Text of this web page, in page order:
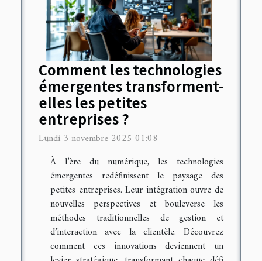
Comment les technologies
émergentes transforment-
elles les petites
entreprises ?
Lundi 3 novembre 2025 01:08
À l’ère du numérique, les technologies
émergentes redéfinissent le paysage des
petites entreprises. Leur intégration ouvre de
nouvelles perspectives et bouleverse les
méthodes traditionnelles de gestion et
d’interaction avec la clientèle. Découvrez
comment ces innovations deviennent un